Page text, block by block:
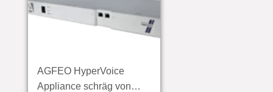
AGFEO HyperVoice
Appliance schräg von